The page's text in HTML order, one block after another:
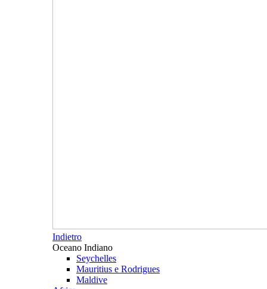
Indietro
Oceano Indiano
Seychelles
Mauritius e Rodrigues
Maldive